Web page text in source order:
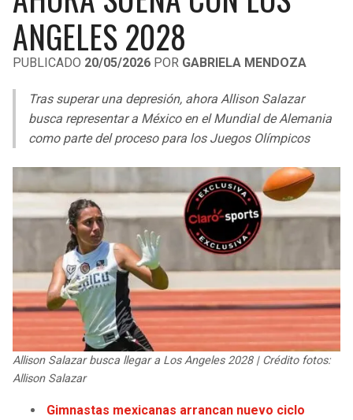
LIGA DE EXPANSIÓN MX
LEAGUES CUP
UEFA EUROPA LEAGUE
UEFA CONFERENCE LEAGUE
COPA LIBERTADORES
COPA SUDAMERICANA
LIGA BETPLAY
OTRAS LIGAS
RAIDERS
RAVENS
BROWNS
STEELERS
TEXANS
COLTS
JAGUARS
TITANS
CAVALIERS
PACERS
HAWKS
HORNETS
HEAT
MAGIC
WIZARDS
WARRIORS
ANGELES 2028
PUBLICADO 20/05/2026 POR GABRIELA MENDOZA
Tras superar una depresión, ahora Allison Salazar
busca representar a México en el Mundial de Alemania
como parte del proceso para los Juegos Olímpicos
Allison Salazar busca llegar a Los Angeles 2028 | Crédito fotos:
Allison Salazar
Gimnastas mexicanas arrancan nuevo ciclo